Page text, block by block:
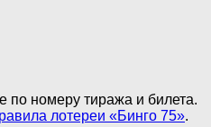
по номеру тиража и билета.
лотереи «Бинго 75».